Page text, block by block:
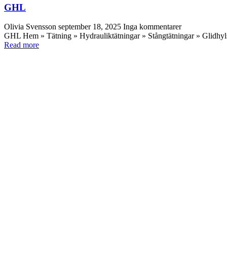
GHL
Olivia Svensson september 18, 2025 Inga kommentarer
GHL Hem » Tätning » Hydrauliktätningar » Stångtätningar »
Read more